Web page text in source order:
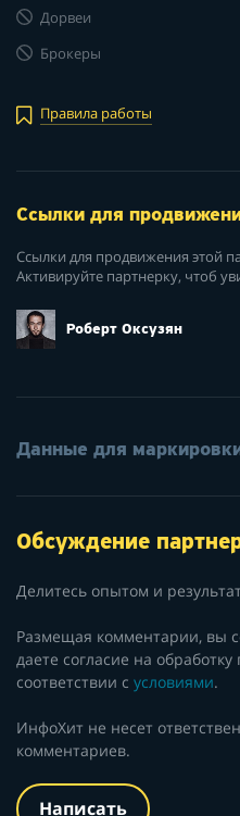
Дорвеи
Брокеры
Правила работы
Ссылки для
Ссылки для продвижения этой
Активируйте партнерку, чтоб
Роберт Оксузян
Данные для
Обсуждение
Делитесь опытом и
Размещая комментарии, вы
даете согласие на
соответствии с условиями.
ИнфоХит не несет
комментариев.
Написать